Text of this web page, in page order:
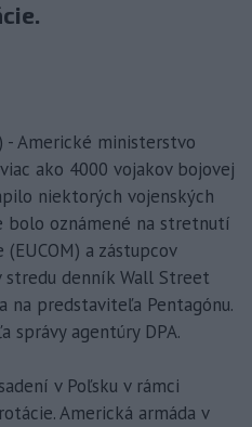
- Americké ministerstvo
ako 4000 vojakov bojovej
niektorých vojenských
bolo oznámené na stretnutí
a zástupcov
stredu denník Wall Street
na predstaviteľa Pentagónu.
správy agentúry DPA.
v Poľsku v rámci
Americká armáda v